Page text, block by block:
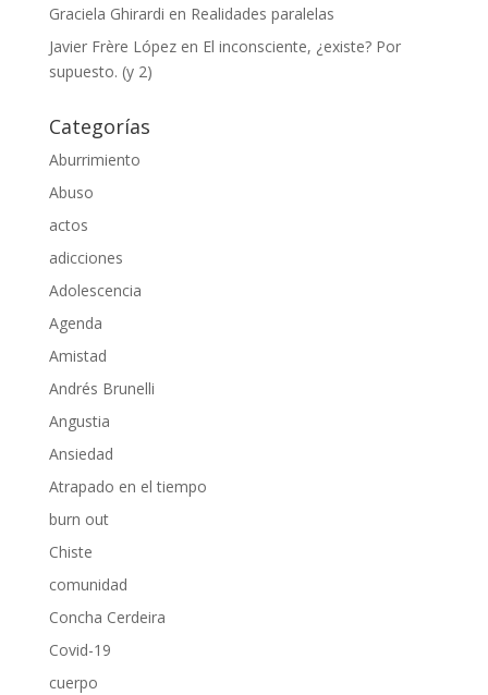
Graciela Ghirardi en Realidades paralelas
Javier Frère Lópezen El inconsciente, ¿existe? Por
supuesto. (y 2)
Categorías
Aburrimiento
Abuso
actos
adicciones
Adolescencia
Agenda
Amistad
Andrés Brunelli
Angustia
Ansiedad
Atrapado en el tiempo
burn out
Chiste
comunidad
Concha Cerdeira
Covid-19
cuerpo